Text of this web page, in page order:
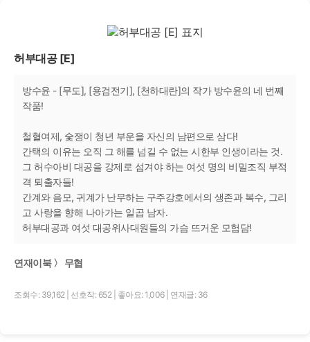
허부대공 [E]
방수윤 - [무도], [용검전기], [천하대란]의 작가 방수윤의 네 번째
작품!
철혈여제, 숯쟁이 청년 부운을 자신의 남편으로 삼다!
간택의 이유는 오직 그 해를 넘길 수 없는 시한부 인생이라는 것.
그 허수아비 대공을 강제로 섬겨야 하는 여섯 명의 비밀조직 부적
격 퇴출자들!
간계와 음모, 귀계가 난무하는 구주강호에서의 생존과 복수, 그리
고 사랑을 향해 나아가는 일곱 남자.
허부대공과 여섯 대공위사대원들의 가슴 뜨거운 모험담!
연재이북 〉 무협
조회수: 39,162 선호작: 652 좋아요: 1,006 연재글: 36